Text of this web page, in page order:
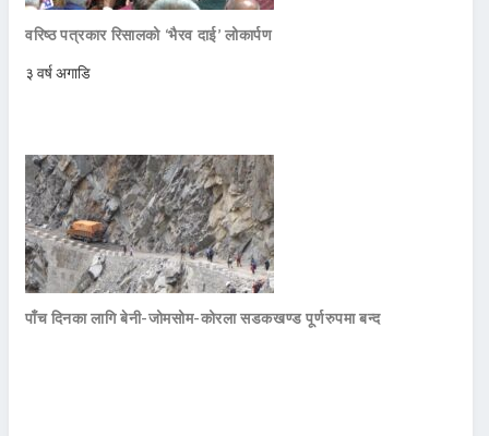
वरिष्ठ पत्रकार रिसालको ‘भैरव दाई’ लोकार्पण
३ वर्ष अगाडि
पाँच दिनका लागि बेनी-जोमसोम-कोरला सडकखण्ड पूर्णरुपमा बन्द